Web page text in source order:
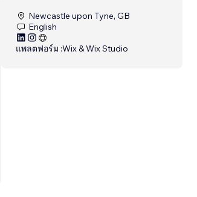
Newcastle upon Tyne, GB
English
แพลตฟอร์ม :Wix & Wix Studio